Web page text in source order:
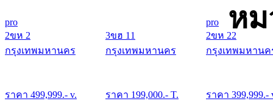
หม
pro
2ขห 2
กรุงเทพมหานคร
ราคา 499,999.- v.
3ขฮ 11
กรุงเทพมหานคร
ราคา 199,000.- T.
pro
2ขห 22
กรุงเทพมหานค
ราคา 399,999.-